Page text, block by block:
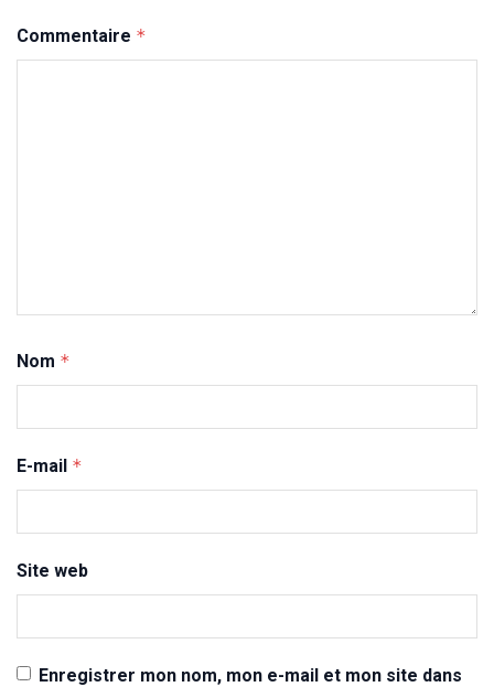
Commentaire *
Nom *
E-mail *
Site web
Enregistrer mon nom, mon e-mail et mon site dans